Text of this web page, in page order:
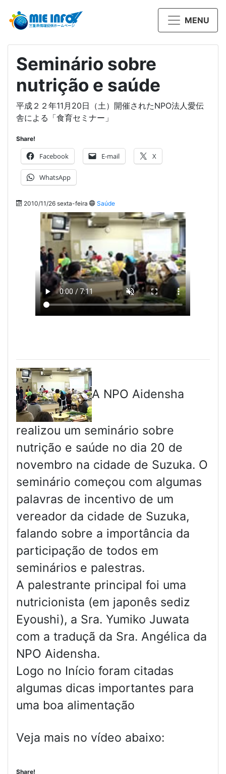
MENU
Seminário sobre
nutrição e saúde
平成２２年11月20日（土）開催されたNPO法人愛伝
舎による「食育セミナー」
Share!
Facebook E-mail X
WhatsApp
2010/11/26 sexta-feira Saúde
A NPO Aidensha
realizou um seminário sobre
nutrição e saúde no dia 20 de
novembro na cidade de Suzuka. O
seminário começou com algumas
palavras de incentivo de um
vereador da cidade de Suzuka,
falando sobre a importância da
participação de todos em
seminários e palestras.
A palestrante principal foi uma
nutricionista (em japonês sediz
Eyoushi), a Sra. Yumiko Juwata
com a traduçã da Sra. Angélica da
NPO Aidensha.
Logo no Início foram citadas
algumas dicas importantes para
uma boa alimentação
Veja mais no vídeo abaixo:
Share!